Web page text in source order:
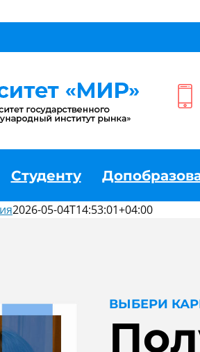
Студенту
2026-05-04T14:53:01+04:00
ВЫБЕРИ